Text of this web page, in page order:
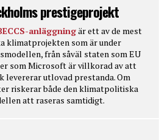
prestigeprojekt
anläggningär ett av de mest
klimatprojekten som är under
från såväl staten som EU
som Microsoft är villkorad av att
levererar utlovad prestanda. Om
riskerar både den klimatpolitiska
att raseras samtidigt.